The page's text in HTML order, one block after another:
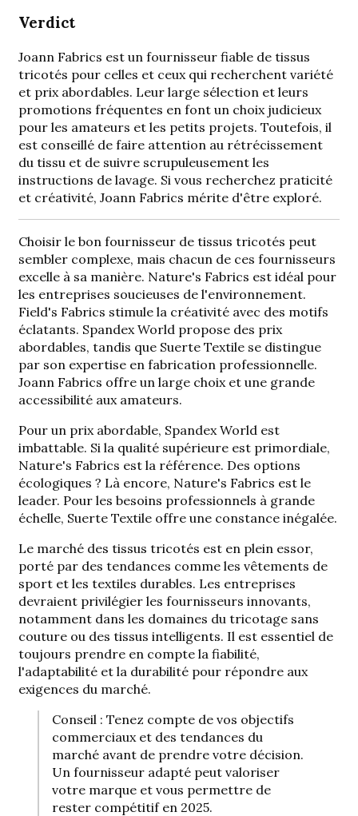
Verdict
Joann Fabrics est un fournisseur fiable de tissus
tricotés pour celles et ceux qui recherchent variété
et prix abordables. Leur large sélection et leurs
promotions fréquentes en font un choix judicieux
pour les amateurs et les petits projets. Toutefois, il
est conseillé de faire attention au rétrécissement
du tissu et de suivre scrupuleusement les
instructions de lavage. Si vous recherchez praticité
et créativité, Joann Fabrics mérite d'être exploré.
Choisir le bon fournisseur de tissus tricotés peut
sembler complexe, mais chacun de ces fournisseurs
excelle à sa manière. Nature's Fabrics est idéal pour
les entreprises soucieuses de l'environnement.
Field's Fabrics stimule la créativité avec des motifs
éclatants. Spandex World propose des prix
abordables, tandis que Suerte Textile se distingue
par son expertise en fabrication professionnelle.
Joann Fabrics offre un large choix et une grande
accessibilité aux amateurs.
Pour un prix abordable, Spandex World est
imbattable. Si la qualité supérieure est primordiale,
Nature's Fabrics est la référence. Des options
écologiques ? Là encore, Nature's Fabrics est le
leader. Pour les besoins professionnels à grande
échelle, Suerte Textile offre une constance inégalée.
Le marché des tissus tricotés est en plein essor,
porté par des tendances comme les vêtements de
sport et les textiles durables. Les entreprises
devraient privilégier les fournisseurs innovants,
notamment dans les domaines du tricotage sans
couture ou des tissus intelligents. Il est essentiel de
toujours prendre en compte la fiabilité,
l'adaptabilité et la durabilité pour répondre aux
exigences du marché.
Conseil : Tenez compte de vos objectifs
commerciaux et des tendances du
marché avant de prendre votre décision.
Un fournisseur adapté peut valoriser
votre marque et vous permettre de
rester compétitif en 2025.